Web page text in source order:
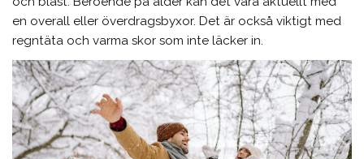
en overall eller överdragsbyxor. Det är också viktigt med
regntäta och varma skor som inte läcker in.